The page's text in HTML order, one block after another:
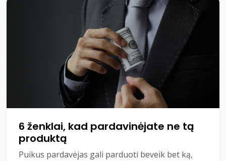
6 ženklai, kad pardavinėjate ne tą
produktą
Puikus pardavėjas gali parduoti beveik bet ką,